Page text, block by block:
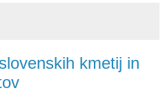
kmetij in